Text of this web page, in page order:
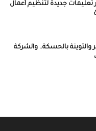
جديدة لتنظيم أعمال
بالحسكة.. والشركة